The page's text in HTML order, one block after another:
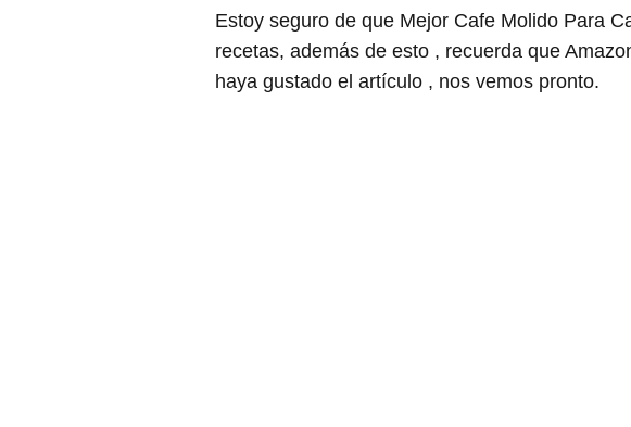
Estoy seguro de que Mejor Cafe Molido Para
recetas, además de esto , recuerda que
haya gustado el artículo , nos vemos pronto.